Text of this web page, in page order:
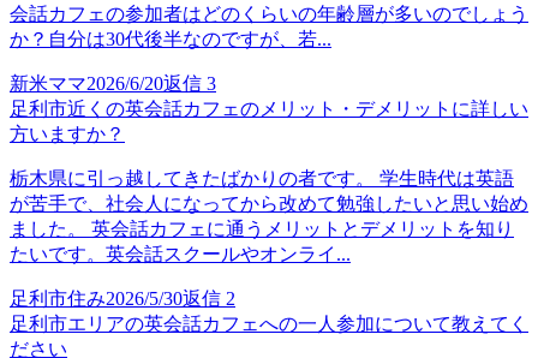
会話カフェの参加者はどのくらいの年齢層が多いのでしょう
か？自分は30代後半なのですが、若...
新米ママ2026/6/20返信 3
足利市近くの英会話カフェのメリット・デメリットに詳しい
方いますか？
栃木県に引っ越してきたばかりの者です。 学生時代は英語
が苦手で、社会人になってから改めて勉強したいと思い始め
ました。 英会話カフェに通うメリットとデメリットを知り
たいです。英会話スクールやオンライ...
足利市住み2026/5/30返信 2
足利市エリアの英会話カフェへの一人参加について教えてく
ださい